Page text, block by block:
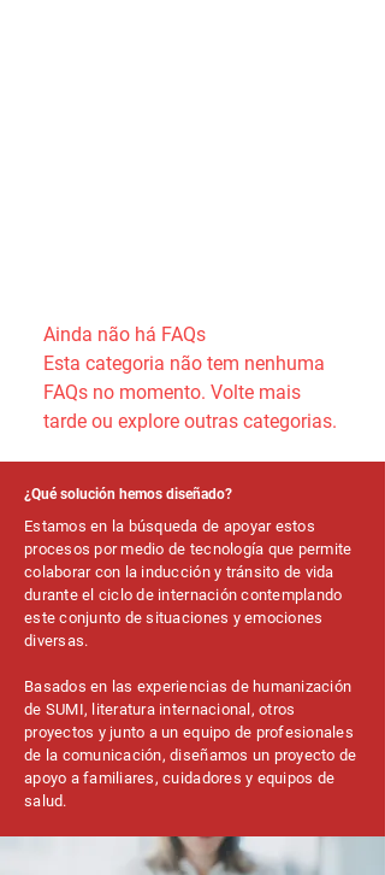
Ainda não há FAQs
Esta categoria não tem nenhuma
FAQs no momento. Volte mais
tarde ou explore outras categorias.
¿Qué solución hemos diseñado?
Estamos en la búsqueda de apoyar estos
procesos por medio de tecnología que permite
colaborar con la inducción y tránsito de vida
durante el ciclo de internación contemplando
este conjunto de situaciones y emociones
diversas.
Basados en las experiencias de humanización
de SUMI, literatura internacional, otros
proyectos y junto a un equipo de profesionales
de la comunicación, diseñamos un proyecto de
apoyo a familiares, cuidadores y equipos de
salud.